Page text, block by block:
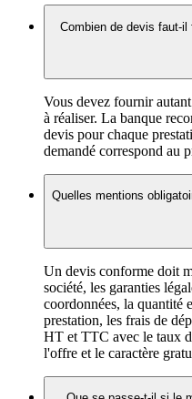
Combien de devis faut-il
Vous devez fournir
à réaliser. La banque
devis pour chaque
demandé correspond au
Quelles mentions
Un devis conforme doit
société, les garanties
coordonnées, la quantité
prestation, les frais de
HT et TTC avec le taux
l'offre et le caractère